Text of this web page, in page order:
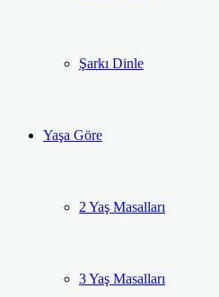
Şarkı Dinle
Yaşa Göre
2 Yaş Masalları
3 Yaş Masalları